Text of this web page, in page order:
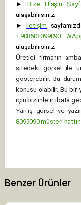
►
Bize Ulaşın
ulaşabilirsiniz.
►
İletişim
+908508099090
ulaşabilirsiniz.
Üretici firmanın
sitedeki görsel ile
gösterebilir. Bu
konusu olabilir. Bu bir
için bizimle irtibata
Yanlış görsel ve
8099090 müşteri
Benzer Ürünler